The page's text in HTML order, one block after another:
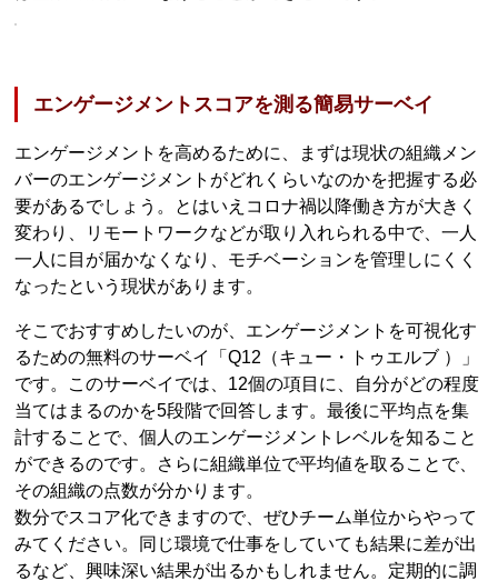
エンゲージメントスコアを測る簡易サーベイ
エンゲージメントを高めるために、まずは現状の組織メン
バーのエンゲージメントがどれくらいなのかを把握する必
要があるでしょう。とはいえコロナ禍以降働き方が大きく
変わり、リモートワークなどが取り入れられる中で、一人
一人に目が届かなくなり、モチベーションを管理しにくく
なったという現状があります。
そこでおすすめしたいのが、エンゲージメントを可視化す
るための無料のサーベイ「Q12（キュー・トゥエルブ ）」
です。このサーベイでは、12個の項目に、自分がどの程度
当てはまるのかを5段階で回答します。最後に平均点を集
計することで、個人のエンゲージメントレベルを知ること
ができるのです。さらに組織単位で平均値を取ることで、
その組織の点数が分かります。
数分でスコア化できますので、ぜひチーム単位からやって
みてください。同じ環境で仕事をしていても結果に差が出
るなど、興味深い結果が出るかもしれません。定期的に調